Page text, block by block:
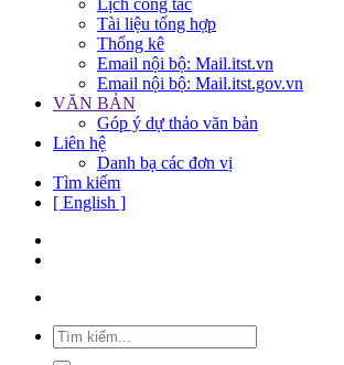
Lịch công tác
Tài liệu tổng hợp
Thống kê
Email nội bộ: Mail.itst.vn
Email nội bộ: Mail.itst.gov.vn
VĂN BẢN
Góp ý dự thảo văn bản
Liên hệ
Danh bạ các đơn vị
Tìm kiếm
[ English ]